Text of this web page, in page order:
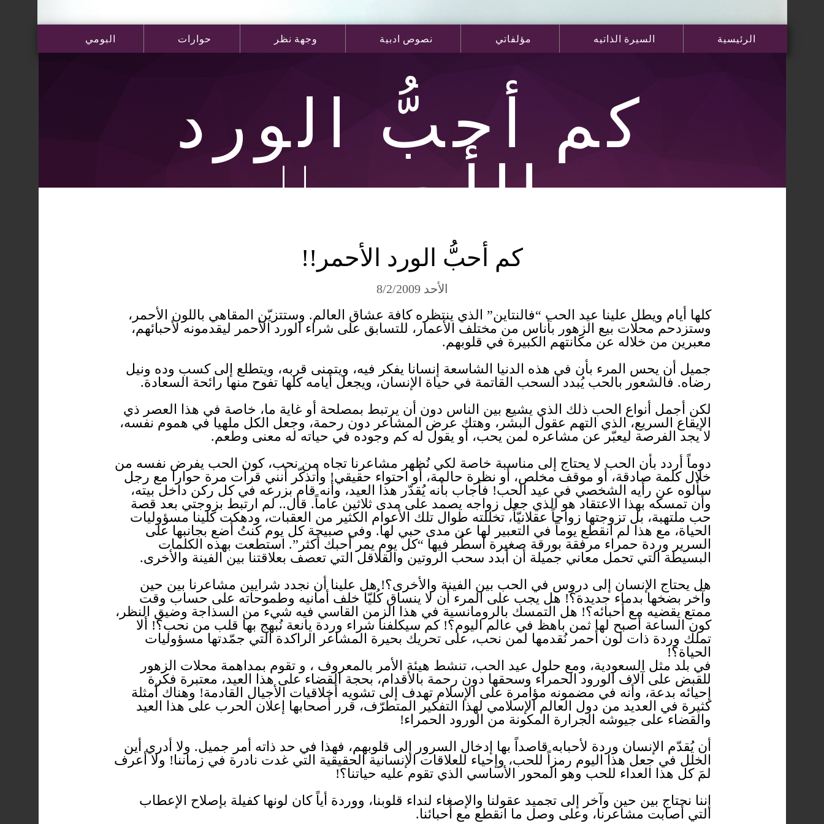
الرئيسية السيرة الذاتيه مؤلفاتي نصوص ادبية وجهة نظر حوارات البومي
كم أحبُّ الورد
الأحمر!!
كم أحبُّ الورد الأحمر!!
الأحد 8/2/2009
كلها أيام ويطل علينا عيد الحب “فالنتاين” الذي ينتظره كافة عشاق العالم. وستتزيّن المقاهي باللون الأحمر،
وستزدحم محلات بيع الزهور بأناس من مختلف الأعمار، للتسابق على شراء الورد الأحمر ليقدمونه لأحبائهم،
معبرين من خلاله عن مكانتهم الكبيرة في قلوبهم.
جميل أن يحس المرء بأن في هذه الدنيا الشاسعة إنسانا يفكر فيه، ويتمنى قربه، ويتطلع إلى كسب وده ونيل
رضاه. فالشعور بالحب يُبدد السحب القاتمة في حياة الإنسان، ويجعل أيامه كلها تفوح منها رائحة السعادة.
لكن أجمل أنواع الحب ذلك الذي يشيع بين الناس دون أن يرتبط بمصلحة أو غاية ما، خاصة في هذا العصر ذي
الإيقاع السريع، الذي التهم عقول البشر، وهتك عرض المشاعر دون رحمة، وجعل الكل ملهيا في هموم نفسه،
لا يجد الفرصة ليعبّر عن مشاعره لمن يحب، أو يقول له كم وجوده في حياته له معنى وطعم.
دوماً أردد بأن الحب لا يحتاج إلى مناسبة خاصة لكي نُظهر مشاعرنا تجاه من نحب، كون الحب يفرض نفسه من
خلال كلمة صادقة، أو موقف مخلص، أو نظرة حالمة، أو احتواء حقيقي! وأتذكّر أنني قرأت مرة حوارا مع رجل
سألوه عن رأيه الشخصي في عيد الحب! فأجاب بأنه يُقدّر هذا العيد، وأنه قام بزرعه في كل ركن داخل بيته،
وأن تمسكه بهذا الاعتقاد هو الذي جعل زواجه يصمد على مدى ثلاثين عاماً. قال.. لم ارتبط بزوجتي بعد قصة
حب ملتهبة، بل تزوجتها زواجاً عقلانيّاً، تخللته طوال تلك الأعوام الكثير من العقبات، ودهكت كلينا مسؤوليات
الحياة، مع هذا لم انقطع يوماً في التعبير لها عن مدى حبي لها. وفي صبيحة كل يوم كنتُ أضع بجانبها على
السرير وردة حمراء مرفقة بورقة صغيرة أسطّر فيها “كل يوم يمر أحبك أكثر”. استطعت بهذه الكلمات
البسيطة التي تحمل معاني جميلة أن أبدد سحب الروتين والقلاقل التي تعصف بعلاقتنا بين الفينة والأخرى.
هل يحتاج الإنسان إلى دروس في الحب بين الفينة والأخرى؟! هل علينا أن نجدد شرايين مشاعرنا بين حين
وآخر بضخها بدماء جديدة؟! هل يجب على المرء أن لا ينساق كُليّا خلف أمانيه وطموحاته على حساب وقت
ممتع يقضيه مع أحبائه؟! هل التمسك بالرومانسية في هذا الزمن القاسي فيه شيء من السذاجة وضيق النظر،
كون الساعة أصبح لها ثمن باهظ في عالم اليوم؟! كم سيكلفنا شراء وردة يانعة نُبهج بها قلب من نحب؟! ألا
تملك وردة ذات لون أحمر نُقدمها لمن نحب، على تحريك بحيرة المشاعر الراكدة التي جمّدتها مسؤوليات
الحياة؟!
في بلد مثل السعودية، ومع حلول عيد الحب، تنشط هيئة الأمر بالمعروف ، و تقوم بمداهمة محلات الزهور
للقبض على آلاف الورود الحمراء وسحقها دون رحمة بالأقدام، بحجة القضاء على هذا العيد، معتبرة فكرة
إحيائه بدعة، وأنه في مضمونه مؤامرة على الإسلام تهدف إلى تشويه أخلاقيات الأجيال القادمة! وهناك أمثلة
كثيرة في العديد من دول العالم الإسلامي لهذا التفكير المتطرّف، قرر أصحابها إعلان الحرب على هذا العيد
والقضاء على جيوشه الجرارة المكونة من الورود الحمراء!
أن يُقدّم الإنسان وردة لأحبابه قاصداً بها إدخال السرور إلى قلوبهم، فهذا في حد ذاته أمر جميل. ولا أدري أين
الخلل في جعل هذا اليوم رمزاً للحب، وإحياء للعلاقات الإنسانية الحقيقية التي غدت نادرة في زماننا! ولا أعرف
لمَ كل هذا العداء للحب وهو المحور الأساسي الذي تقوم عليه حياتنا؟!
إننا نحتاج بين حين وآخر إلى تجميد عقولنا والإصغاء لنداء قلوبنا، ووردة أياً كان لونها كفيلة بإصلاح الإعطاب
التي أصابت مشاعرنا، وعلى وصل ما انقطع مع أحبائنا.